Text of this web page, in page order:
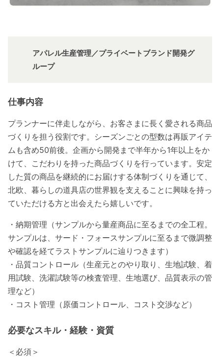
アパレル生産管理／プライベートブランド開発グ
ループ
仕事内容
プランナーに伴走しながら、お客さまに長く愛される商品
づくりを担う役割です。シーズンごとの型数は再販アイテ
ムも含め50前後。企画から開発まで半年から1年以上をか
けて、こだわりを持った商品づくりを行っています。安定
した質の商品を継続的にお届けする体制づくりを通じて、
北欧、暮らしの道具店の世界観を支えることに興味を持っ
ていただける方と出会えたら嬉しいです。
・納期管理（サンプルから量産商品に至るまでの全工程。
サンプルは、サード・フォースサンプルに至るまで微調整
や確認を経てラストサンプルに辿りつきます）
・品質コントロール（生産元とのやり取り、生地試験、着
用試験、洗濯試験等の検査管理、生地選び、品質表示の管
理など）
・コスト管理（原価コントロール、コスト交渉など）
必要なスキル・経験・資質
＜必須＞